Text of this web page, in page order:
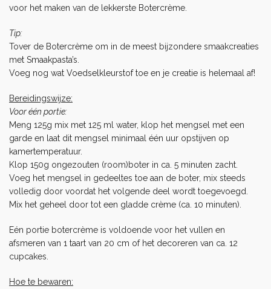
voor het maken van de lekkerste Botercrème.
Tip:
Tover de Botercrème om in de meest bijzondere smaakcreaties
met Smaakpasta’s
Voeg nog wat Voedselkleurstoftoe en je creatie is helemaal af!
Bereidingswijze:
Voor één portie:
Meng 125g mix met 125 ml water, klop het mengsel met een
garde en laat dit mengsel minimaal één uur opstijven op
kamertemperatuur.
Klop 150g ongezouten (room)boter in ca. 5 minuten zacht.
Voeg het mengsel in gedeeltes toe aan de boter, mix steeds
volledig door voordat het volgende deel wordt toegevoegd.
Mix het geheel door tot een gladde crème (ca. 10 minuten).
Eén portie botercrème is voldoende voor het vullen en
afsmeren van 1 taart van 20 cm of het decoreren van ca. 12
cupcakes.
Hoe te bewaren: